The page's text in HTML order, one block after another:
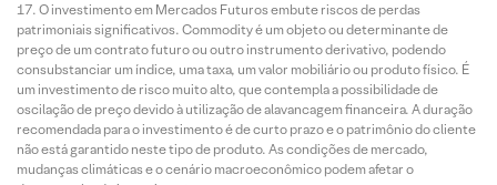
O investimento em Mercados Futuros embute riscos de perdas
patrimoniais significativos. Commodity é um objeto ou determinante de
preço de um contrato futuro ou outro instrumento derivativo, podendo
consubstanciar um índice, uma taxa, um valor mobiliário ou produto físico. É
um investimento de risco muito alto, que contempla a possibilidade de
oscilação de preço devido à utilização de alavancagem financeira. A duração
recomendada para o investimento é de curto prazo e o patrimônio do cliente
não está garantido neste tipo de produto. As condições de mercado,
mudanças climáticas e o cenário macroeconômico podem afetar o